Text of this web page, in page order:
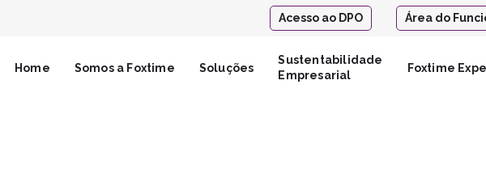
Acesso ao DPO Área do
Home Somos a Foxtime Soluções
Sustentabilidade
Empresarial
Foxtime